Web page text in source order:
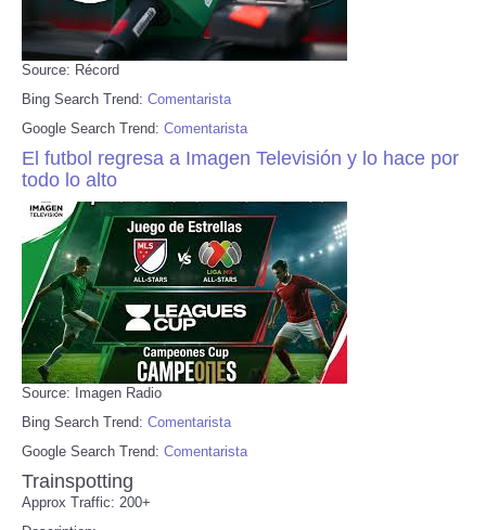
Source: Récord
Bing Search Trend: Comentarista
Google Search Trend: Comentarista
El futbol regresa a Imagen Televisión y lo hace por
todo lo alto
Source: Imagen Radio
Bing Search Trend: Comentarista
Google Search Trend: Comentarista
Trainspotting
Approx Traffic: 200+